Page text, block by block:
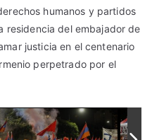
humanos y partidos
residencia del embajador de
justicia en el centenario
perpetrado por el